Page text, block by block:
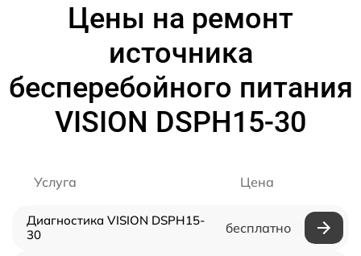
Цены на ремонт
источника
бесперебойного питания
VISION DSPH15-30
Услуга Цена
Диагностика VISION DSPH15-
30
бесплатно